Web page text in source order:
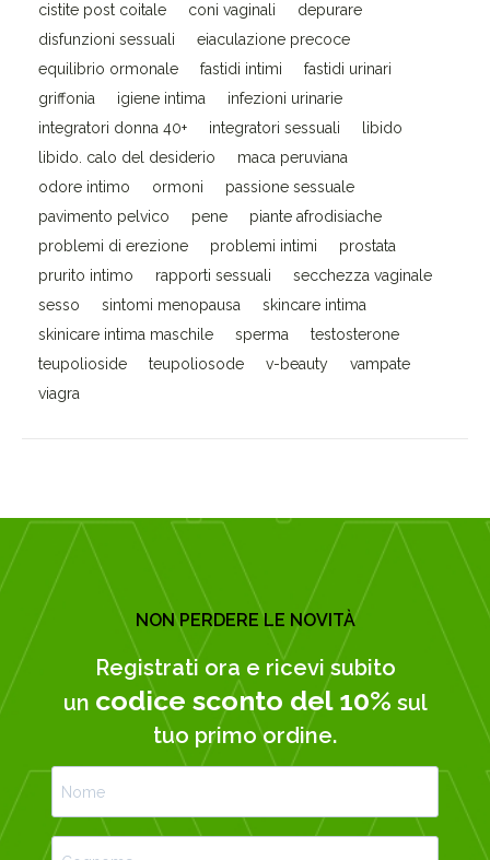
cistite post coitale
coni vaginali
depurare
disfunzioni sessuali
eiaculazione precoce
equilibrio ormonale
fastidi intimi
fastidi urinari
griffonia
igiene intima
infezioni urinarie
integratori donna 40+
integratori sessuali
libido
libido. calo del desiderio
maca peruviana
odore intimo
ormoni
passione sessuale
pavimento pelvico
pene
piante afrodisiache
problemi di erezione
problemi intimi
prostata
prurito intimo
rapporti sessuali
secchezza vaginale
sesso
sintomi menopausa
skincare intima
skinicare intima maschile
sperma
testosterone
teupolioside
teupoliosode v-beauty
vampate
viagra
NON PERDERE LE NOVITÀ
Registrati ora e ricevi subito
un codice sconto del 10% sul
tuo primo ordine.